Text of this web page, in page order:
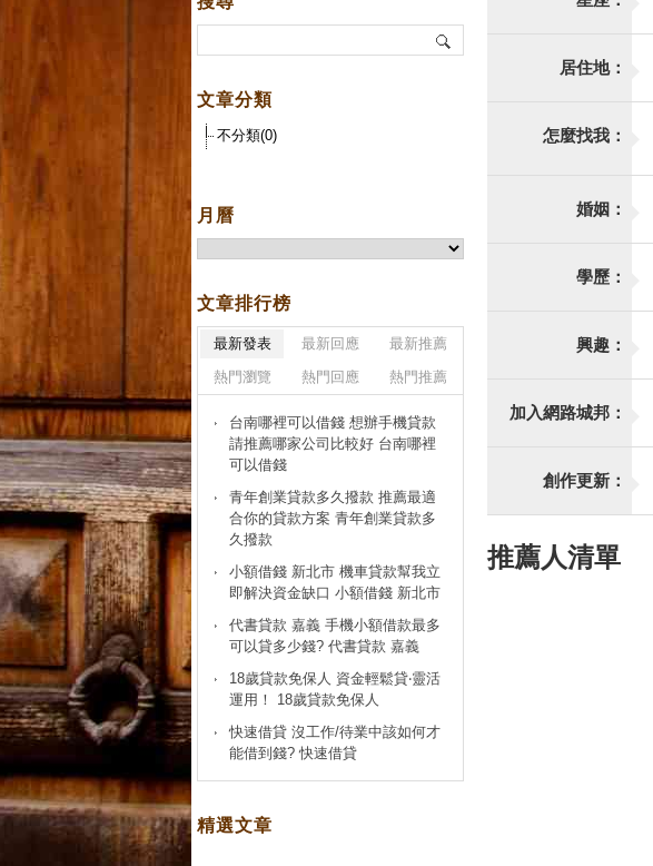
居住地：
怎麼找我：
婚姻：
學歷：
興趣：
加入網路城邦：
創作更新：
推薦人清單
文章分類
不分類(0)
月曆
文章排行榜
最新發表 最新回應
最新推薦
熱門瀏覽
熱門回應 熱門推薦
台南哪裡可以借錢 想辦手機貸款
請推薦哪家公司比較好 台南哪裡
可以借錢
青年創業貸款多久撥款 推薦最適
合你的貸款方案 青年創業貸款多
久撥款
小額借錢 新北市 機車貸款幫我立
即解決資金缺口 小額借錢 新北市
代書貸款 嘉義 手機小額借款最多
可以貸多少錢? 代書貸款 嘉義
18歲貸款免保人 資金輕鬆貸‧靈活
運用！ 18歲貸款免保人
快速借貸 沒工作/待業中該如何才
能借到錢? 快速借貸
精選文章